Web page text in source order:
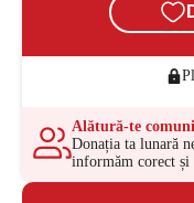
Alătură-te
Donația ta lunară
informăm corect și